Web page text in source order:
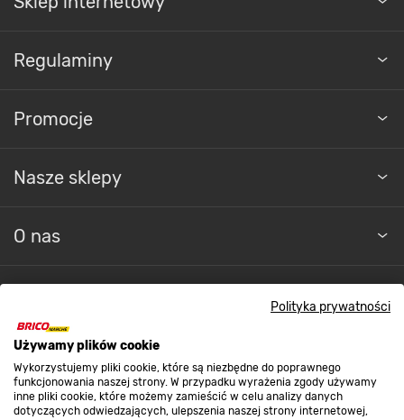
Polityka prywatności
Używamy plików cookie
Wykorzystujemy pliki cookie, które są niezbędne do poprawnego
funkcjonowania naszej strony. W przypadku wyrażenia zgody używamy
inne pliki cookie, które możemy zamieścić w celu analizy danych
dotyczących odwiedzających, ulepszenia naszej strony internetowej,
Regulaminy
Promocje
Nasze sklepy
O nas
Strefa biznesu